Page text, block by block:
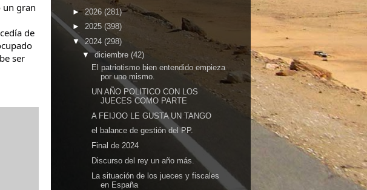
un gran
de
ser
► 2026 (281)
► 2025 (398)
▼2024 (298)
▼diciembre (42)
El patriotismo bien entendido empieza
por uno mismo.
UN AÑO POLITICO CON LOS
JUECES COMO PARTE
A FEIJOO LE GUSTA UN TANGO
el balance de gestión del PP.
Final de 2024
Discurso del rey un año más.
La situación de los jueces y fiscales
en España